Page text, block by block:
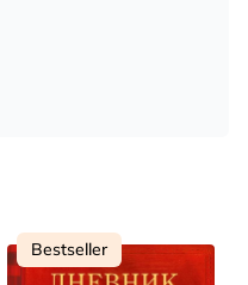
Bestseller